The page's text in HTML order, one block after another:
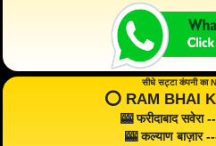
सीधे सट्टा कंपनी का
⭕️ RAM BHAI
🎰 फरीदाबाद
🎰 कल्याण बाज़ार